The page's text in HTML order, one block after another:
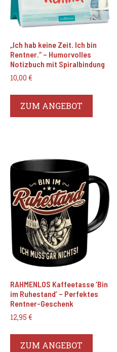
„Ich hab keine Zeit. Ich bin
Rentner.“ – Humorvolles
Notizbuch mit Spiralbindung
10,00 €
ZUM ANGEBOT
RAHMENLOS Kaffeetasse ‘Bin
im Ruhestand’ – Perfektes
Rentner-Geschenk
12,95 €
ZUM ANGEBOT